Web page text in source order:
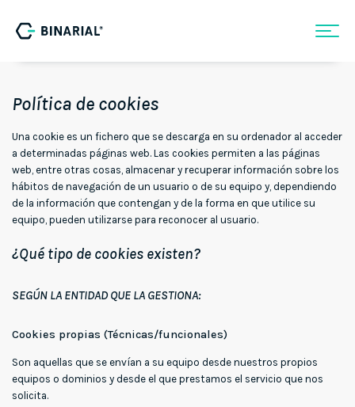
Política de cookies
Una cookie es un fichero que se descarga en su ordenador al acceder
a determinadas páginas web. Las cookies permiten a las páginas
web, entre otras cosas, almacenar y recuperar información sobre los
hábitos de navegación de un usuario o de su equipo y, dependiendo
de la información que contengan y de la forma en que utilice su
equipo, pueden utilizarse para reconocer al usuario.
¿Qué tipo de cookies existen?
SEGÚN LA ENTIDAD QUE LA GESTIONA:
Cookies propias (Técnicas/funcionales)
Son aquellas que se envían a su equipo desde nuestros propios
equipos o dominios y desde el que prestamos el servicio que nos
solicita.